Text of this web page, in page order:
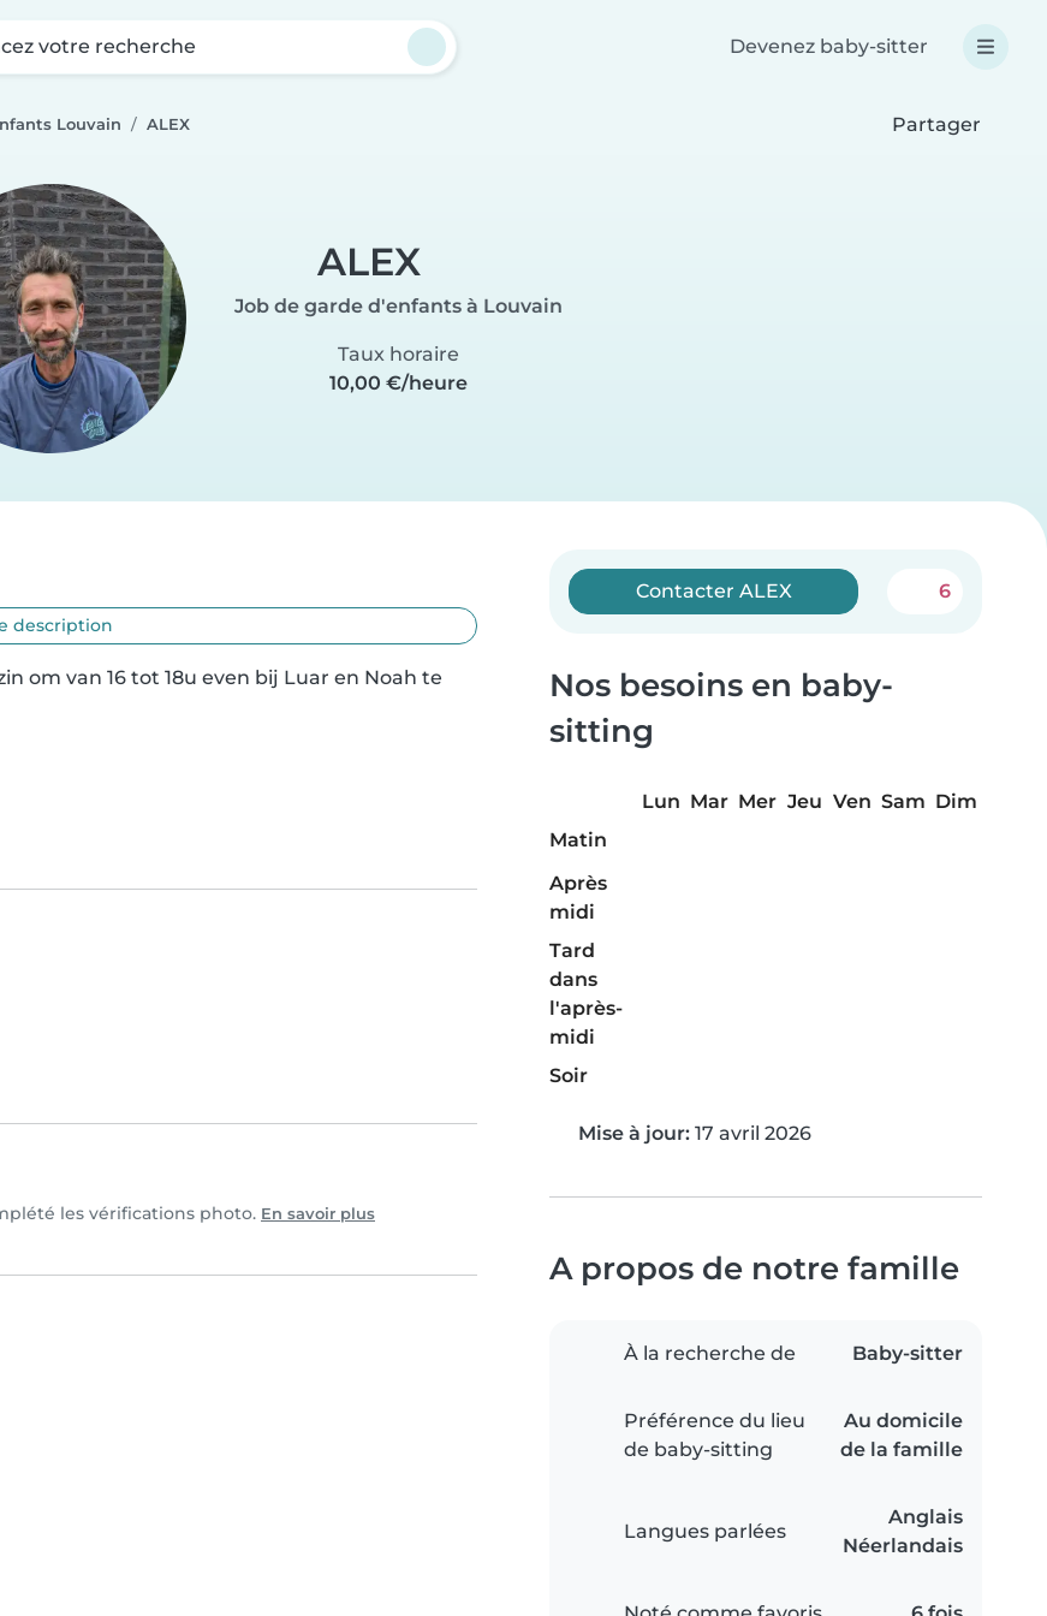
votre recherche Devenez baby-sitter
Louvain ALEX Partager
ALEX
Job de garde d'enfants à Louvain
Taux horaire
10,00 €/heure
description
om van 16 tot 18u even bij Luar en Noah te
les vérifications photo. En savoir plus
Contacter ALEX 6
Nos besoins en baby-
sitting
Lun Mar Mer Jeu Ven Sam Dim
Matin
Après
midi
Tard
dans
l'après-
midi
Soir
Mise à jour: 17 avril 2026
A propos de notre famille
À la recherche de Baby-sitter
Préférence du lieu
de baby-sitting
Au domicile
de la famille
Langues parlées
Anglais
Néerlandais